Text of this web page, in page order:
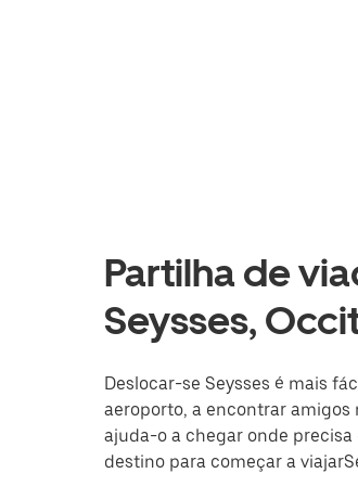
Partilha de
Seysses,
Deslocar-se Seysses é mais
aeroporto, a encontrar amigos
ajuda-o a chegar onde precisa
destino para começar a